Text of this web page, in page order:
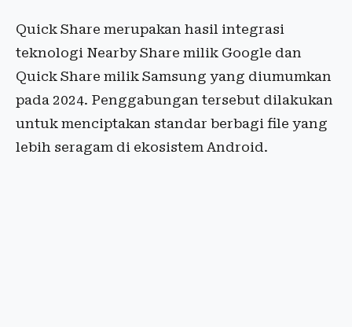
Quick Share merupakan hasil integrasi
teknologi Nearby Share milik Google dan
Quick Share milik Samsung yang diumumkan
pada 2024. Penggabungan tersebut dilakukan
untuk menciptakan standar berbagi file yang
lebih seragam di ekosistem Android.